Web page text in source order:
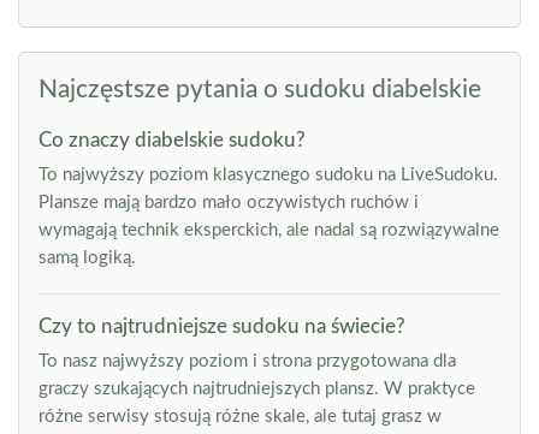
Najczęstsze pytania o sudoku diabelskie
Co znaczy diabelskie sudoku?
To najwyższy poziom klasycznego sudoku na LiveSudoku.
Plansze mają bardzo mało oczywistych ruchów i
wymagają technik eksperckich, ale nadal są rozwiązywalne
samą logiką.
Czy to najtrudniejsze sudoku na świecie?
To nasz najwyższy poziom i strona przygotowana dla
graczy szukających najtrudniejszych plansz. W praktyce
różne serwisy stosują różne skale, ale tutaj grasz w